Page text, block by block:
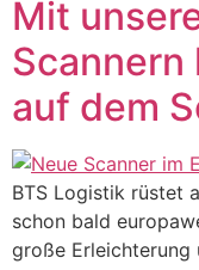
Mit
Scannern
auf dem
BTS Logistik rüstet
schon bald
große Erleichterung